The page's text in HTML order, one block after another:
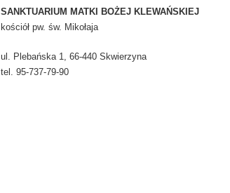
SANKTUARIUM MATKI BOŻEJ KLEWAŃSKIEJ
kościół pw. św. Mikołaja
ul. Plebańska 1, 66-440 Skwierzyna
tel. 95-737-79-90